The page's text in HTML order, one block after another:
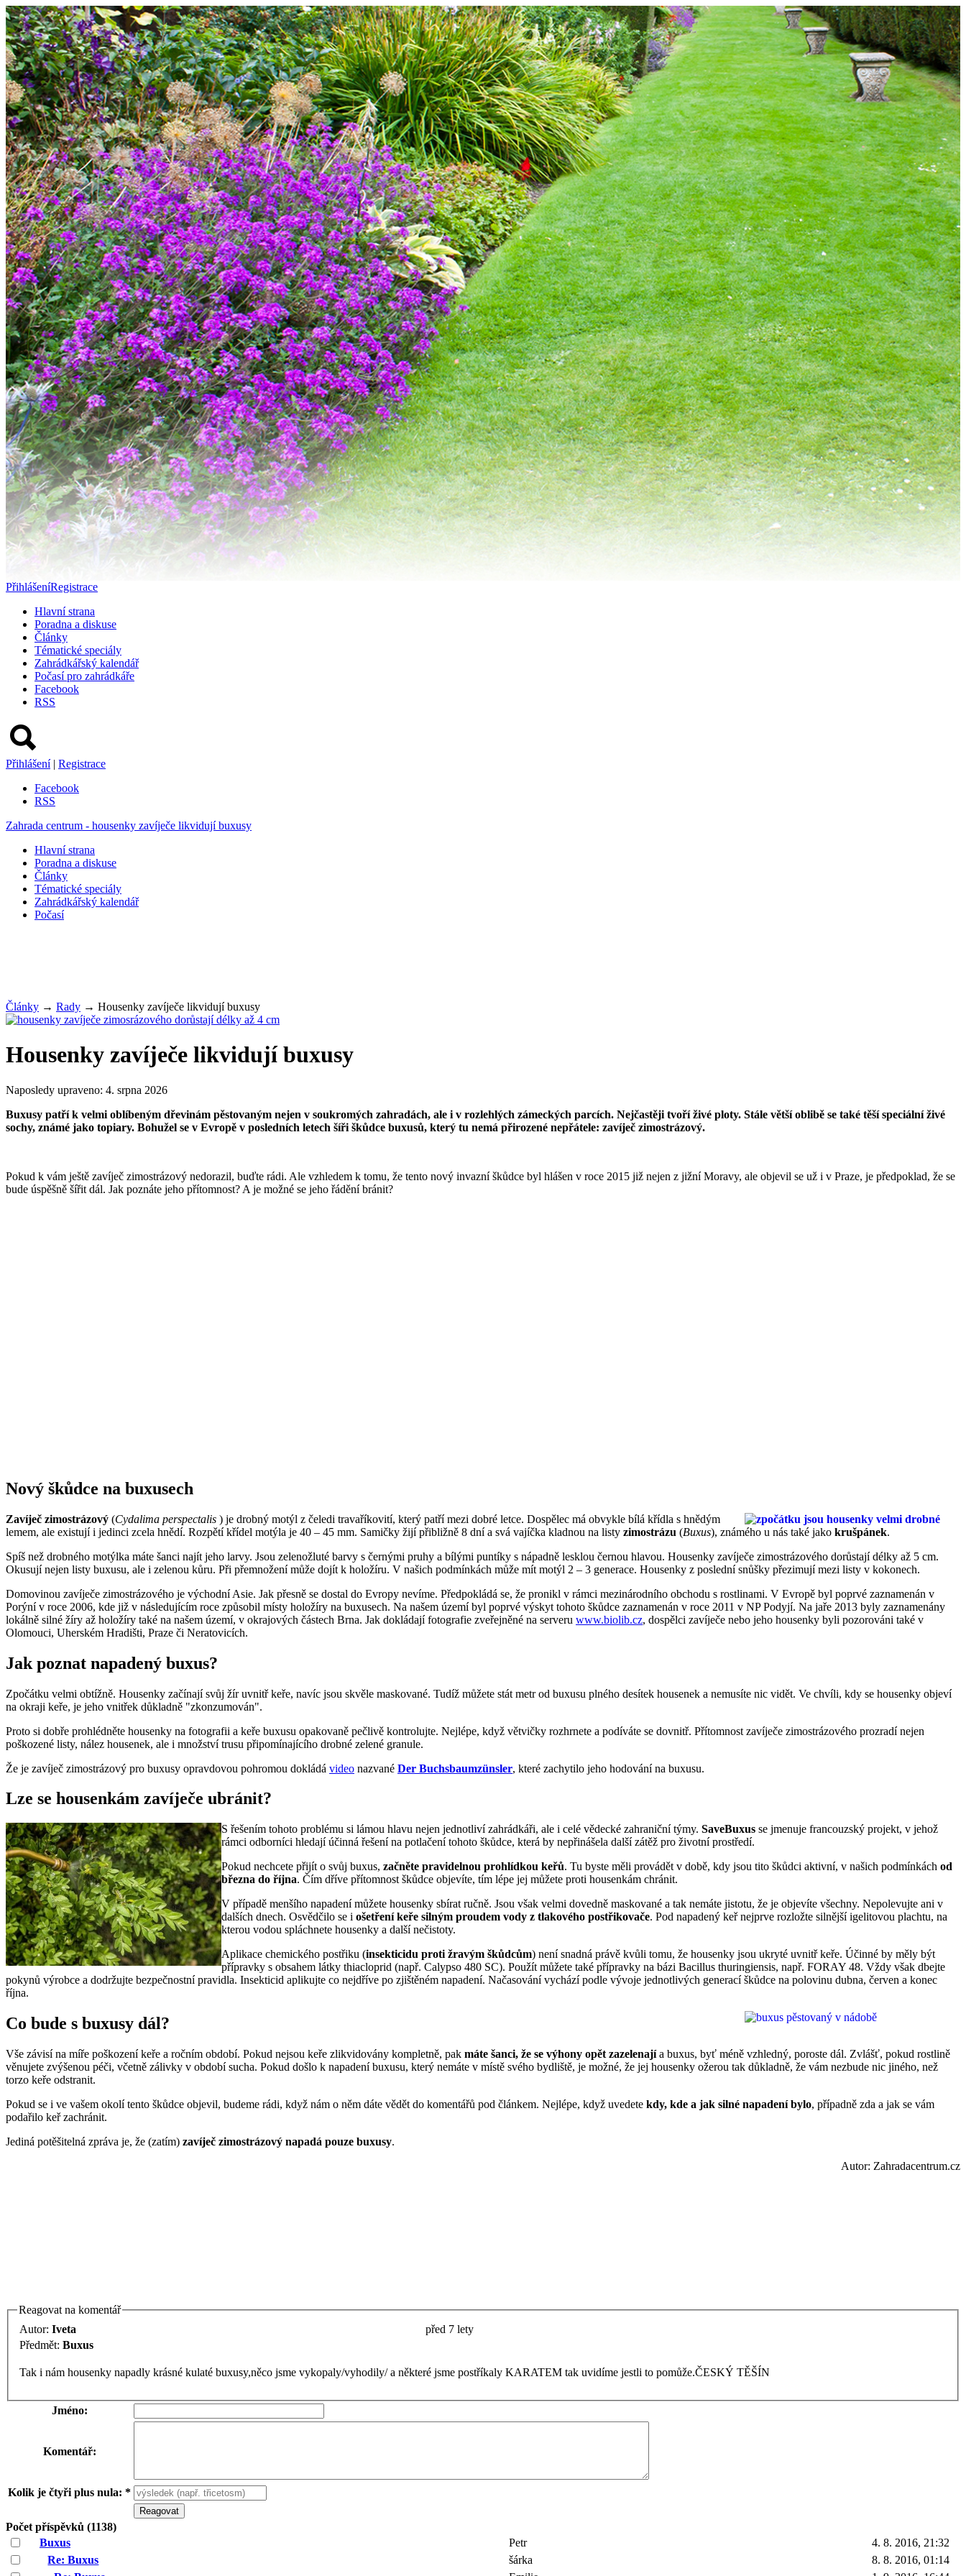
PřihlášeníRegistrace
Hlavní strana
Poradna a diskuse
Články
Tématické speciály
Zahrádkářský kalendář
Počasí pro zahrádkáře
Facebook
RSS
Přihlášení | Registrace
Facebook
RSS
Zahrada centrum - housenky zavíječe likvidují buxusy
Hlavní strana
Poradna a diskuse
Články
Tématické speciály
Zahrádkářský kalendář
Počasí
Články → Rady → Housenky zavíječe likvidují buxusy
Housenky zavíječe likvidují buxusy
Naposledy upraveno: 4. srpna 2026
Buxusy patří k velmi oblíbeným dřevinám pěstovaným nejen v soukromých zahradách, ale i v rozlehlých zámeckých parcích. Nejčastěji tvoří živé ploty. Stále větší oblibě se také těší speciální živé
sochy, známé jako topiary. Bohužel se v Evropě v posledních letech šíři škůdce buxusů, který tu nemá přirozené nepřátele: zavíječ zimostrázový.
Pokud k vám ještě zavíječ zimostrázový nedorazil, buďte rádi. Ale vzhledem k tomu, že tento nový invazní škůdce byl hlášen v roce 2015 již nejen z jižní Moravy, ale objevil se už i v Praze, je předpoklad, že se
bude úspěšně šířit dál. Jak poznáte jeho přítomnost? A je možné se jeho řádění bránit?
Nový škůdce na buxusech
Zavíječ zimostrázový (Cydalima perspectalis ) je drobný motýl z čeledi travaříkovití, který patří mezi dobré letce. Dospělec má obvykle bílá křídla s hnědým
lemem, ale existují i jedinci zcela hnědí. Rozpětí křídel motýla je 40 – 45 mm. Samičky žijí přibližně 8 dní a svá vajíčka kladnou na listy zimostrázu (Buxus), známého u nás také jako krušpánek.
Spíš než drobného motýlka máte šanci najít jeho larvy. Jsou zelenožluté barvy s černými pruhy a bílými puntíky s nápadně lesklou černou hlavou. Housenky zavíječe zimostrázového dorůstají délky až 5 cm.
Okusují nejen listy buxusu, ale i zelenou kůru. Při přemnožení může dojít k holožíru. V našich podmínkách může mít motýl 2 – 3 generace. Housenky z poslední snůšky přezimují mezi listy v kokonech.
Domovinou zavíječe zimostrázového je východní Asie. Jak přesně se dostal do Evropy nevíme. Předpokládá se, že pronikl v rámci mezinárodního obchodu s rostlinami. V Evropě byl poprvé zaznamenán v
Porýní v roce 2006, kde již v následujícím roce způsobil místy holožíry na buxusech. Na našem území byl poprvé výskyt tohoto škůdce zaznamenán v roce 2011 v NP Podyjí. Na jaře 2013 byly zaznamenány
lokálně silné žíry až holožíry také na našem území, v okrajových částech Brna. Jak dokládají fotografie zveřejněné na serveru www.biolib.cz, dospělci zavíječe nebo jeho housenky byli pozorováni také v
Olomouci, Uherském Hradišti, Praze či Neratovicích.
Jak poznat napadený buxus?
Zpočátku velmi obtížně. Housenky začínají svůj žír uvnitř keře, navíc jsou skvěle maskované. Tudíž můžete stát metr od buxusu plného desítek housenek a nemusíte nic vidět. Ve chvíli, kdy se housenky objeví
na okraji keře, je jeho vnitřek důkladně "zkonzumován".
Proto si dobře prohlédněte housenky na fotografii a keře buxusu opakovaně pečlivě kontrolujte. Nejlépe, když větvičky rozhrnete a podíváte se dovnitř. Přítomnost zavíječe zimostrázového prozradí nejen
poškozené listy, nález housenek, ale i množství trusu připomínajícího drobné zelené granule.
Že je zavíječ zimostrázový pro buxusy opravdovou pohromou dokládá video nazvané Der Buchsbaumzünsler, které zachytilo jeho hodování na buxusu.
Lze se housenkám zavíječe ubránit?
S řešením tohoto problému si lámou hlavu nejen jednotliví zahrádkáři, ale i celé vědecké zahraniční týmy. SaveBuxus se jmenuje francouzský projekt, v jehož
rámci odborníci hledají účinná řešení na potlačení tohoto škůdce, která by nepřinášela další zátěž pro životní prostředí.
Pokud nechcete přijít o svůj buxus, začněte pravidelnou prohlídkou keřů. Tu byste měli provádět v době, kdy jsou tito škůdci aktivní, v našich podmínkách od
března do října. Čím dříve přítomnost škůdce objevíte, tím lépe jej můžete proti housenkám chránit.
V případě menšího napadení můžete housenky sbírat ručně. Jsou však velmi dovedně maskované a tak nemáte jistotu, že je objevíte všechny. Nepolevujte ani v
dalších dnech. Osvědčilo se i ošetření keře silným proudem vody z tlakového postřikovače. Pod napadený keř nejprve rozložte silnější igelitovou plachtu, na
kterou vodou spláchnete housenky a další nečistoty.
Aplikace chemického postřiku (insekticidu proti žravým škůdcům) není snadná právě kvůli tomu, že housenky jsou ukryté uvnitř keře. Účinné by měly být
přípravky s obsahem látky thiacloprid (např. Calypso 480 SC). Použít můžete také přípravky na bázi Bacillus thuringiensis, např. FORAY 48. Vždy však dbejte
pokynů výrobce a dodržujte bezpečnostní pravidla. Insekticid aplikujte co nejdříve po zjištěném napadení. Načasování vychází podle vývoje jednotlivých generací škůdce na polovinu dubna, červen a konec
října.
Co bude s buxusy dál?
Vše závisí na míře poškození keře a ročním období. Pokud nejsou keře zlikvidovány kompletně, pak máte šanci, že se výhony opět zazelenajía buxus, byť méně vzhledný, poroste dál. Zvlášť, pokud rostlině
věnujete zvýšenou péči, včetně zálivky v období sucha. Pokud došlo k napadení buxusu, který nemáte v místě svého bydliště, je možné, že jej housenky ožerou tak důkladně, že vám nezbude nic jiného, než
torzo keře odstranit.
Pokud se i ve vašem okolí tento škůdce objevil, budeme rádi, když nám o něm dáte vědět do komentářů pod článkem. Nejlépe, když uvedete kdy, kde a jak silné napadení bylo, případně zda a jak se vám
podařilo keř zachránit.
Jediná potěšitelná zpráva je, že (zatím) zavíječ zimostrázový napadá pouze buxusy.
Autor: Zahradacentrum.cz
Reagovat na komentář
Autor: Iveta
před 7 lety
Předmět: Buxus
Tak i nám housenky napadly krásné kulaté buxusy,něco jsme vykopaly/vyhodily/ a některé jsme postříkaly KARATEM tak uvidíme jestli to pomůže.ČESKÝ TĚŠÍN
Jméno:
Komentář:
Kolik je čtyři plus nula: *
Počet příspěvků (1138)
Buxus
Petr
4. 8. 2016, 21:32
Re: Buxus
šárka
8. 8. 2016, 01:14